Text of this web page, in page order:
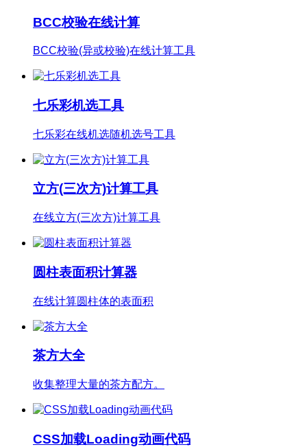
BCC校验在线计算
BCC校验(异或校验)在线计算工具
七乐彩机选工具
七乐彩在线机选随机选号工具
立方(三次方)计算工具
在线立方(三次方)计算工具
圆柱表面积计算器
在线计算圆柱体的表面积
茶方大全
收集整理大量的茶方配方。
CSS加载Loading动画代码